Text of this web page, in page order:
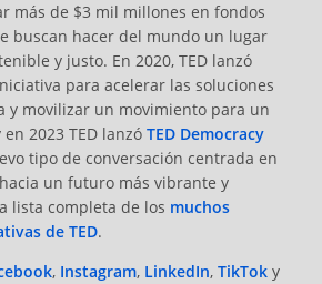
más de $3 mil millones en fondos
buscan hacer del mundo un lugar
y justo. En 2020, TED lanzó
para acelerar las soluciones
y movilizar un movimiento para un
2023 TED lanzó TED Democracy
tipo de conversación centrada en
un futuro más vibrante y
lista completa de los muchos
de TED.
, Instagram, LinkedIn, TikToky